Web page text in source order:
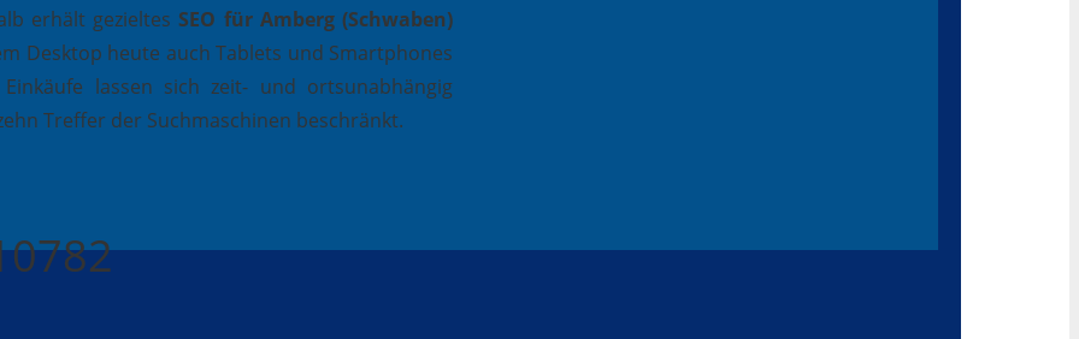
erhält gezieltesSEO für Amberg (Schwaben)
Desktop heute auch Tablets und Smartphones
lassen sich zeit- und ortsunabhängig
Treffer der Suchmaschinen beschränkt.